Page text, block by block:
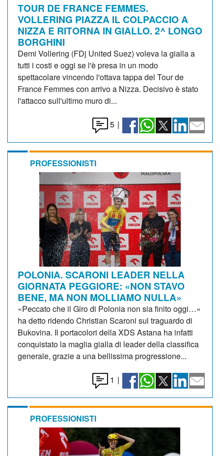
TOUR DE FRANCE FEMMES.
VOLLERING PIAZZA IL COLPACCIO A
NIZZA E RITORNA IN GIALLO. 2^ LONGO
BORGHINI
Demi Vollering (FDj United Suez) voleva la gialla a
tutti i costi e oggi se l'è presa in un modo
spettacolare vincendo l'ottava tappa del Tour de
France Femmes con arrivo a Nizza. Decisivo è stato
l'attacco sull'ultimo muro di...
5 |
PROFESSIONISTI
POLONIA. SCARONI LEADER NELLA
GIORNATA PEGGIORE: «NON STAVO
BENE, MA NON MOLLIAMO NULLA»
«Peccato che il Giro di Polonia non sia finito oggi…»
ha detto ridendo Christian Scaroni sul traguardo di
Bukovina. Il portacolori della XDS Astana ha infatti
conquistato la maglia gialla di leader della classifica
generale, grazie a una bellissima progressione...
1 |
PROFESSIONISTI